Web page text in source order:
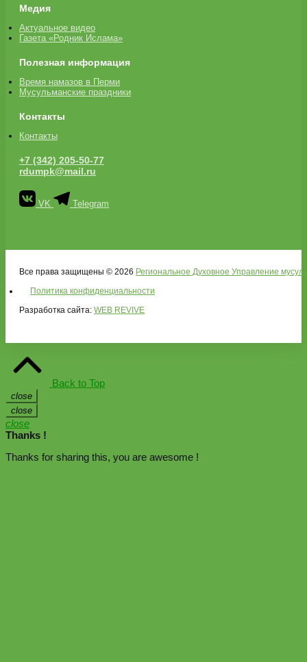
Медия
Актуальное видео
Газета «Родник Ислама»
Полезная информация
Время намазов в Перми
Мусульманские праздники
Контакты
Контакты
+7 (342) 205-50-77
rdumpk@mail.ru
VK Telegram
Все права защищены © 2026 Региональное Духовное Управление
Политика конфиденциальности
Разработка сайта: WEB REVIVE
Back to Top
close
close
close
Thanks !
Thanks for sharing this, you are awesome !